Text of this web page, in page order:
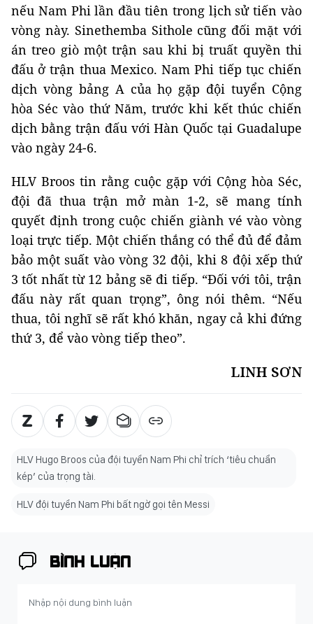
nếu Nam Phi lần đầu tiên trong lịch sử tiến vào
vòng này. Sinethemba Sithole cũng đối mặt với
án treo giò một trận sau khi bị truất quyền thi
đấu ở trận thua Mexico. Nam Phi tiếp tục chiến
dịch vòng bảng A của họ gặp đội tuyển Cộng
hòa Séc vào thứ Năm, trước khi kết thúc chiến
dịch bằng trận đấu với Hàn Quốc tại Guadalupe
vào ngày 24-6.
HLV Broos tin rằng cuộc gặp với Cộng hòa Séc,
đội đã thua trận mở màn 1-2, sẽ mang tính
quyết định trong cuộc chiến giành vé vào vòng
loại trực tiếp. Một chiến thắng có thể đủ để đảm
bảo một suất vào vòng 32 đội, khi 8 đội xếp thứ
3 tốt nhất từ ​​12 bảng sẽ đi tiếp. “Đối với tôi, trận
đấu này rất quan trọng”, ông nói thêm. “Nếu
thua, tôi nghĩ sẽ rất khó khăn, ngay cả khi đứng
thứ 3, để vào vòng tiếp theo”.
LINH SƠN
HLV Hugo Broos của đội tuyển Nam Phi chỉ trích ‘tiêu chuẩn
kép’ của trọng tài.
HLV đội tuyển Nam Phi bất ngờ gọi tên Messi
BÌNH LUẬN